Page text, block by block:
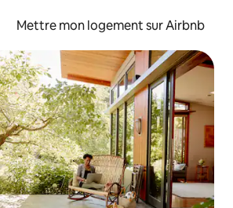
Mettre mon logement sur Airbnb